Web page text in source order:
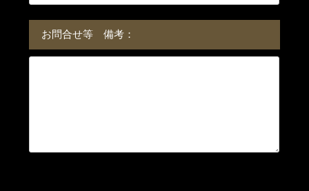
お問合せ等 備考：